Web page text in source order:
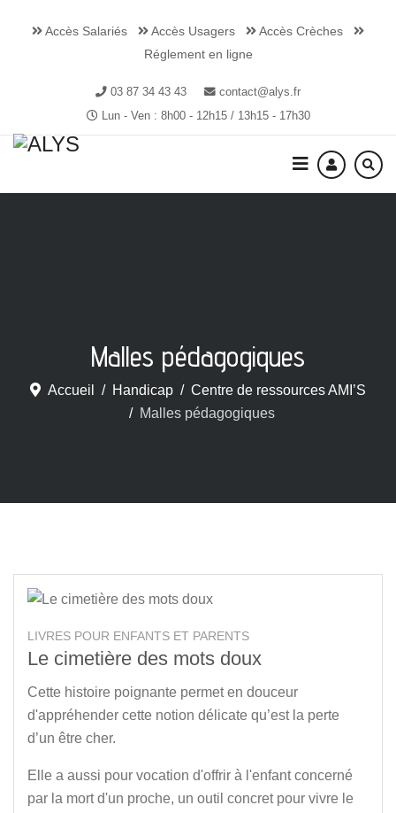
Accès Salariés Accès Usagers
Accès Crèches
Réglement en ligne
03 87 34 43 43
contact@alys.fr
Lun - Ven : 8h00 - 12h15 / 13h15 - 17h30
Malles pédagogiques
Accueil Handicap
Centre de ressources AMI’S
Malles pédagogiques
LIVRES POUR ENFANTS ET PARENTS
Le cimetière des mots doux
Cette histoire poignante permet en douceur
d'appréhender cette notion délicate qu’est la perte
d’un être cher.
Elle a aussi pour vocation d'offrir à l'enfant concerné
par la mort d'un proche, un outil concret pour vivre le